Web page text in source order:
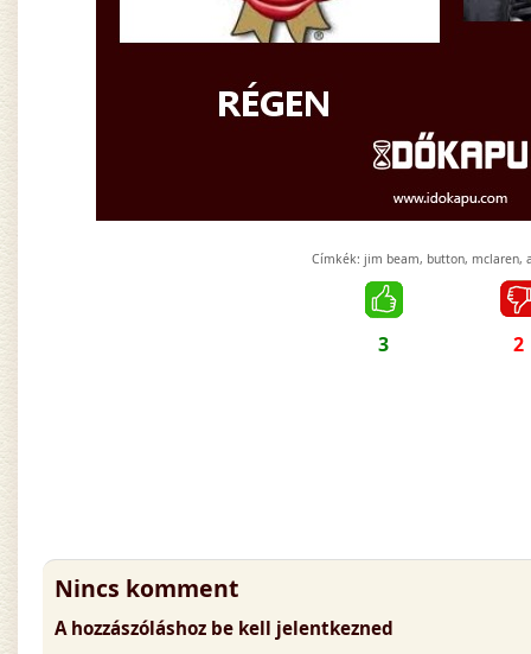
Címkék: jim beam, button, mclaren,
3 2
Nincs komment
A hozzászóláshoz be kell jelentkezned